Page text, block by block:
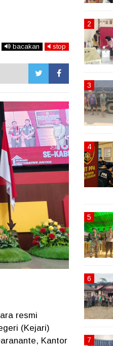
bacakan stop
resmi
(Kejari)
Kantor